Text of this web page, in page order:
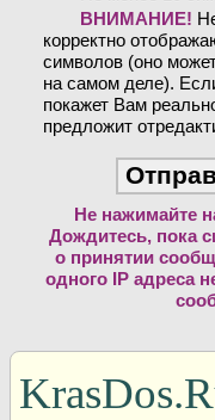
ВНИМАНИЕ!
корректно
символов (оно
на самом деле).
покажет Вам
предложит
Не нажимайте
Дождитесь, пока
о принятии
одного IP адреса